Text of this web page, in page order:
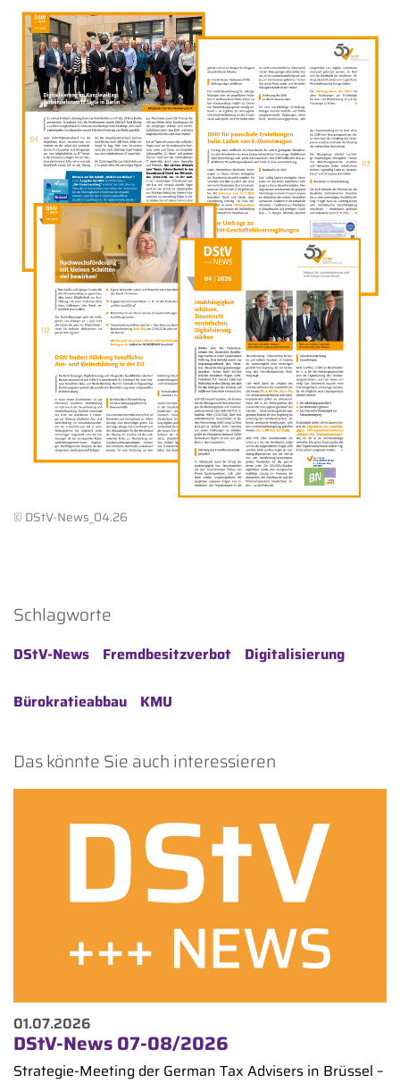
© DStV-News_04.26
Schlagworte
DStV-News Fremdbesitzverbot Digitalisierung
Bürokratieabbau KMU
Das könnte Sie auch interessieren
01.07.2026
DStV-News 07-08/2026
Strategie-Meeting der German Tax Advisers in Brüssel –